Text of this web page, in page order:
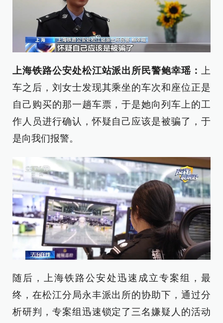
上海铁路公安处松江站派出所民警鲍幸瑶 ：上
车之后，刘女士发现其乘坐的车次和座位正是
自己购买的那一趟车票，于是她向列车上的工
作人员进行确认，怀疑自己应该是被骗了，于
是向我们报警。
随后，上海铁路公安处迅速成立专案组，最
终，在松江分局永丰派出所的协助下，通过分
析研判，专案组迅速锁定了三名嫌疑人的活动